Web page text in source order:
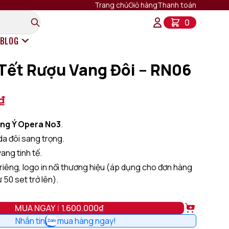
Trang chủGiỏ hàngThanh toán
0
Rượu Vang Ý
BLOG
Rượu Vang Đôi – RN06
Ý Opera No3.
đôi sang trọng.
tinh tế.
logo in nổi thương hiệu (áp dụng cho đơn hàng
50 set trở lên).
MUA NGAY 1.600.000₫
Nhắn tin mua hàng ngay!